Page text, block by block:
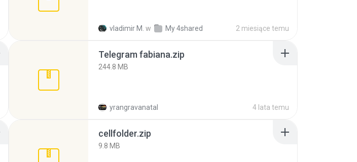
vladimir M. w My 4shared 2 miesiące temu
Telegram fabiana.zip
244.8 MB
yrangravanatal 4 lata temu
cellfolder.zip
9.8 MB